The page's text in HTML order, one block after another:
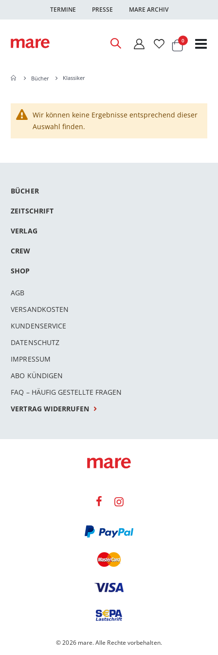
TERMINE PRESSE MARE ARCHIV
Warenkorb
0Artikel
Bücher Klassiker
Wir können keine Ergebnisse entsprechend dieser
Auswahl finden.
BÜCHER
ZEITSCHRIFT
VERLAG
CREW
SHOP
AGB
VERSANDKOSTEN
KUNDENSERVICE
DATENSCHUTZ
IMPRESSUM
ABO KÜNDIGEN
FAQ – HÄUFIG GESTELLTE FRAGEN
VERTRAG WIDERRUFEN
© 2026 mare. Alle Rechte vorbehalten.